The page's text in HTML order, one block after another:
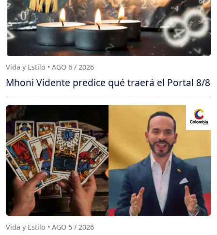
Vida y Estilo • AGO 6 / 2026
Mhoni Vidente predice qué traerá el Portal 8/8
Vida y Estilo • AGO 5 / 2026